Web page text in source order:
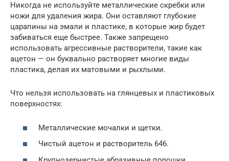
Никогда не используйте металлические скребки или
ножи для удаления жира. Они оставляют глубокие
царапины на эмали и пластике, в которые жир будет
забиваться еще быстрее. Также запрещено
использовать агрессивные растворители, такие как
ацетон — он буквально растворяет многие виды
пластика, делая их матовыми и рыхлыми.
Что нельзя использовать на глянцевых и пластиковых
поверхностях:
Металлические мочалки и щетки.
Чистый ацетон и растворитель 646.